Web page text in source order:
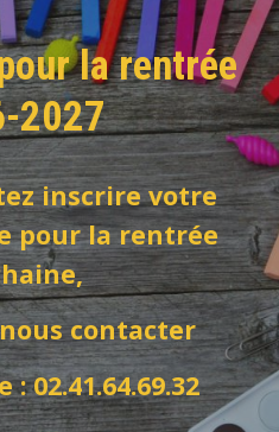
la rentrée
2027
inscrire votre
pour la rentrée
contacter
02.41.64.69.32